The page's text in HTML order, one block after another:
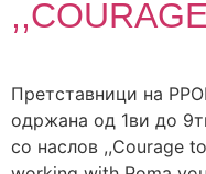
Претставници на
одржана од 1ви до
со наслов ,,Courage